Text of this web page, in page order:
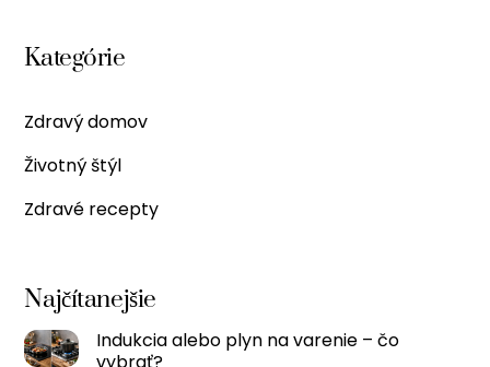
Kategórie
Zdravý domov
Životný štýl
Zdravé recepty
Najčítanejšie
Indukcia alebo plyn na varenie – čo